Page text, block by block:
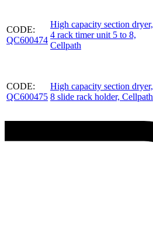
CODE:
QC600474
High capacity section dryer,
4 rack timer unit 5 to 8,
Cellpath
CODE:
QC600475
High capacity section dryer,
8 slide rack holder, Cellpath